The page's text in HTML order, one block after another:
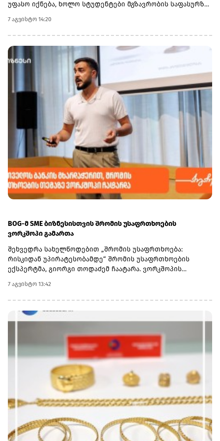
უფასო იქნება, ხოლო სტუდენტები მგზავრობის საფასურზე
7 აგვისტო 14:20
BOG-მ SME ბიზნესისთვის შრომის უსაფრთხოების
ვორკშოპი გამართა
შეხვედრა სახელწოდებით „შრომის უსაფრთხოება:
რისკიდან უპირატესობამდე“ შრომის უსაფრთხოების
ექსპერტმა, გიორგი თოდაძემ ჩაატარა. ვორკშოპის
იმის შესახებ, თუ როგორ იქცევა უსაფრთხოების
სტანდარტების დანერგვა ბიზნესის მდგრადი
განვითარების, ფინანსური სტაბილურობისა და
რეპუტაციის გაძლიერების ინსტრუმენტად.ღონისძიებაზე
როგორიცაა უსაფრთხოების ეკონომიკა და ინვესტიციის
უკუგება (ROI); როგორ გადაიქცეს უსაფრთხოება ბიზნესის
სტრატეგიულ უპირატესობად; თანამშრომელთა
რესურსების მართვა; ლიდერის როლი უსაფრთხოების
კულტურის ჩამოყალიბებაში და ნდობაზე დაფუძნებული
სამუშაო გარემოს შექმნა.მონაწილეებმა ასევე მიიღეს
პრაქტიკული რეკომენდაციები კრიზისების მართვისა და
ბიზნესის უწყვეტობის დაგეგმვის (BCP) მიმართულებით -
როგორ მოემზადონ კომპანიები ფორსმაჟორული
სიტუაციებისთვის და შეამცირონ შესაძლო ფინანსური თუ
ოპერაციული რისკები.„საქართველოს ბანკი მცირე და
7 აგვისტო 13:42